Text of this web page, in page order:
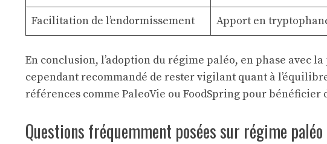
Facilitation de l’endormissement Apport en
En conclusion, l’adoption du régime paléo, en phase
cependant recommandé de rester vigilant quant à
références comme PaleoVie ou FoodSpringpour bénéficier
Questions fréquemment posées sur régime